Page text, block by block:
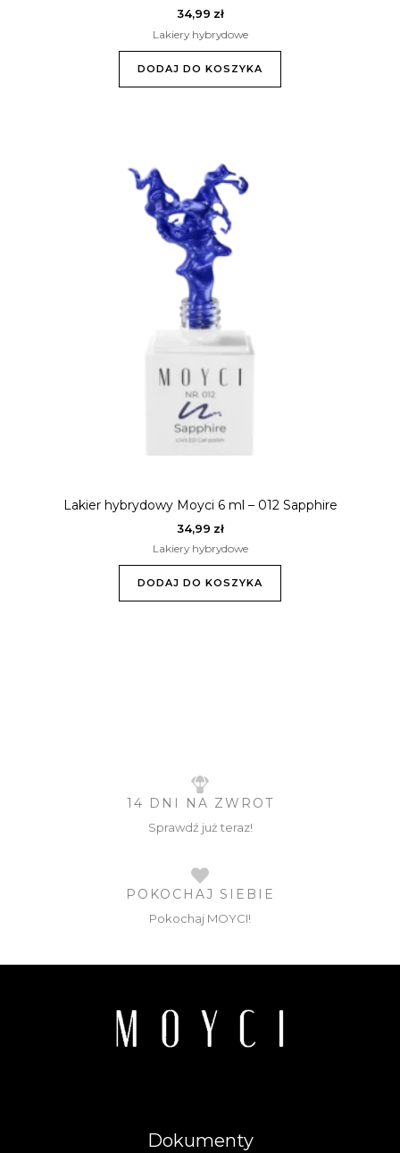
34,99 zł
Lakiery hybrydowe
DODAJ DO KOSZYKA
Lakier hybrydowy Moyci 6 ml – 012 Sapphire
34,99 zł
Lakiery hybrydowe
DODAJ DO KOSZYKA
14 DNI NA ZWROT
Sprawdź już teraz!
POKOCHAJ SIEBIE
Pokochaj MOYCI!
Dokumenty